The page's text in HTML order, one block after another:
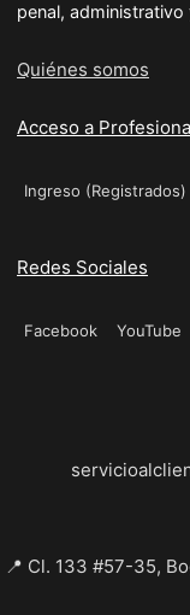
penal, administrativo
Quiénes somos
Acceso a
Ingreso (Registrados)
Redes Sociales
Facebook YouTube
📍 Cl. 133 #57-35,